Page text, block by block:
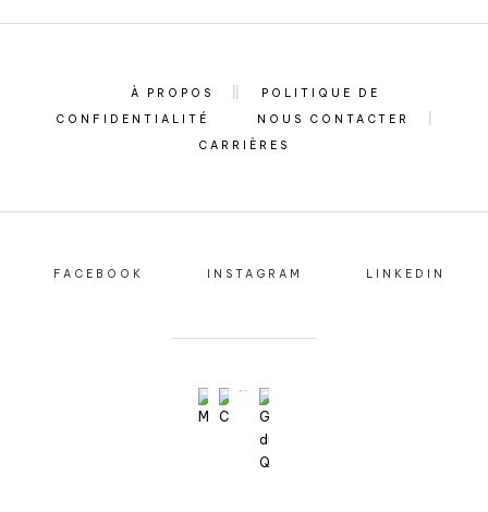
À PROPOS
POLITIQUE DE
CONFIDENTIALITÉ
NOUS CONTACTER
CARRIÈRES
FACEBOOK INSTAGRAM LINKEDIN